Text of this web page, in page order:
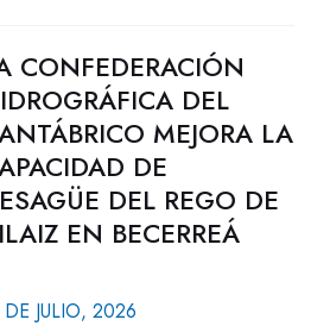
CONFEDERACIÓN
DEL
MEJORA LA
DE
DEL REGO DE
EN BECERREÁ
DE JULIO, 2026